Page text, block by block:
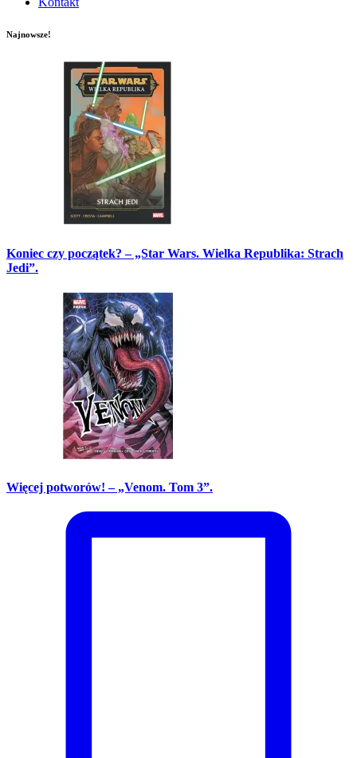
Najnowsze!
Koniec czy początek? – „Star Wars. Wielka Republika: Strach
Jedi”.
Więcej potworów! – „Venom. Tom 3”.